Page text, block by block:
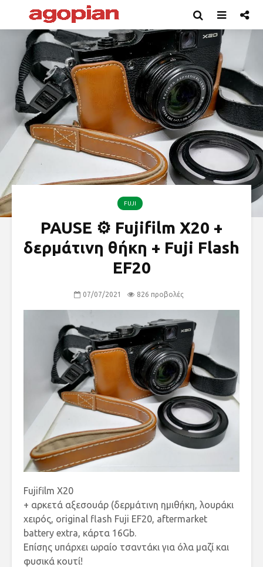
FUJI
PAUSE ⚙ Fujifilm X20 +
δερμάτινη θήκη + Fuji Flash
EF20
07/07/2021 826 προβολές
Fujifilm X20
+ αρκετά αξεσουάρ (δερμάτινη ημιθήκη, λουράκι
χειρός, original flash Fuji EF20, aftermarket
battery extra, κάρτα 16Gb.
Επίσης υπάρχει ωραίο τσαντάκι για όλα μαζί και
φυσικά κουτί!